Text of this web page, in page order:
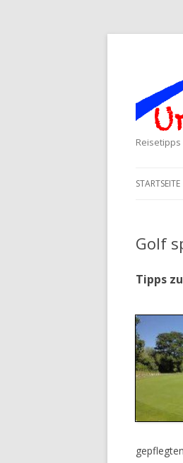
STARTSEITE
Golf
Tipps